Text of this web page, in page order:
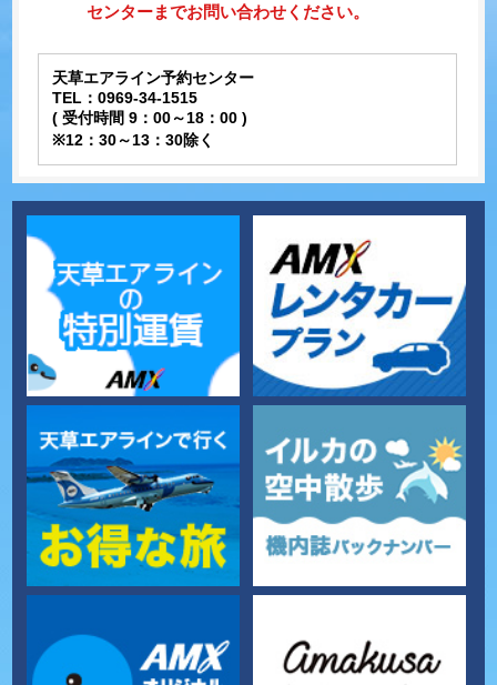
センターまでお問い合わせください。
天草エアライン予約センター
TEL：0969-34-1515
( 受付時間 9：00～18：00 )
※12：30～13：30除く